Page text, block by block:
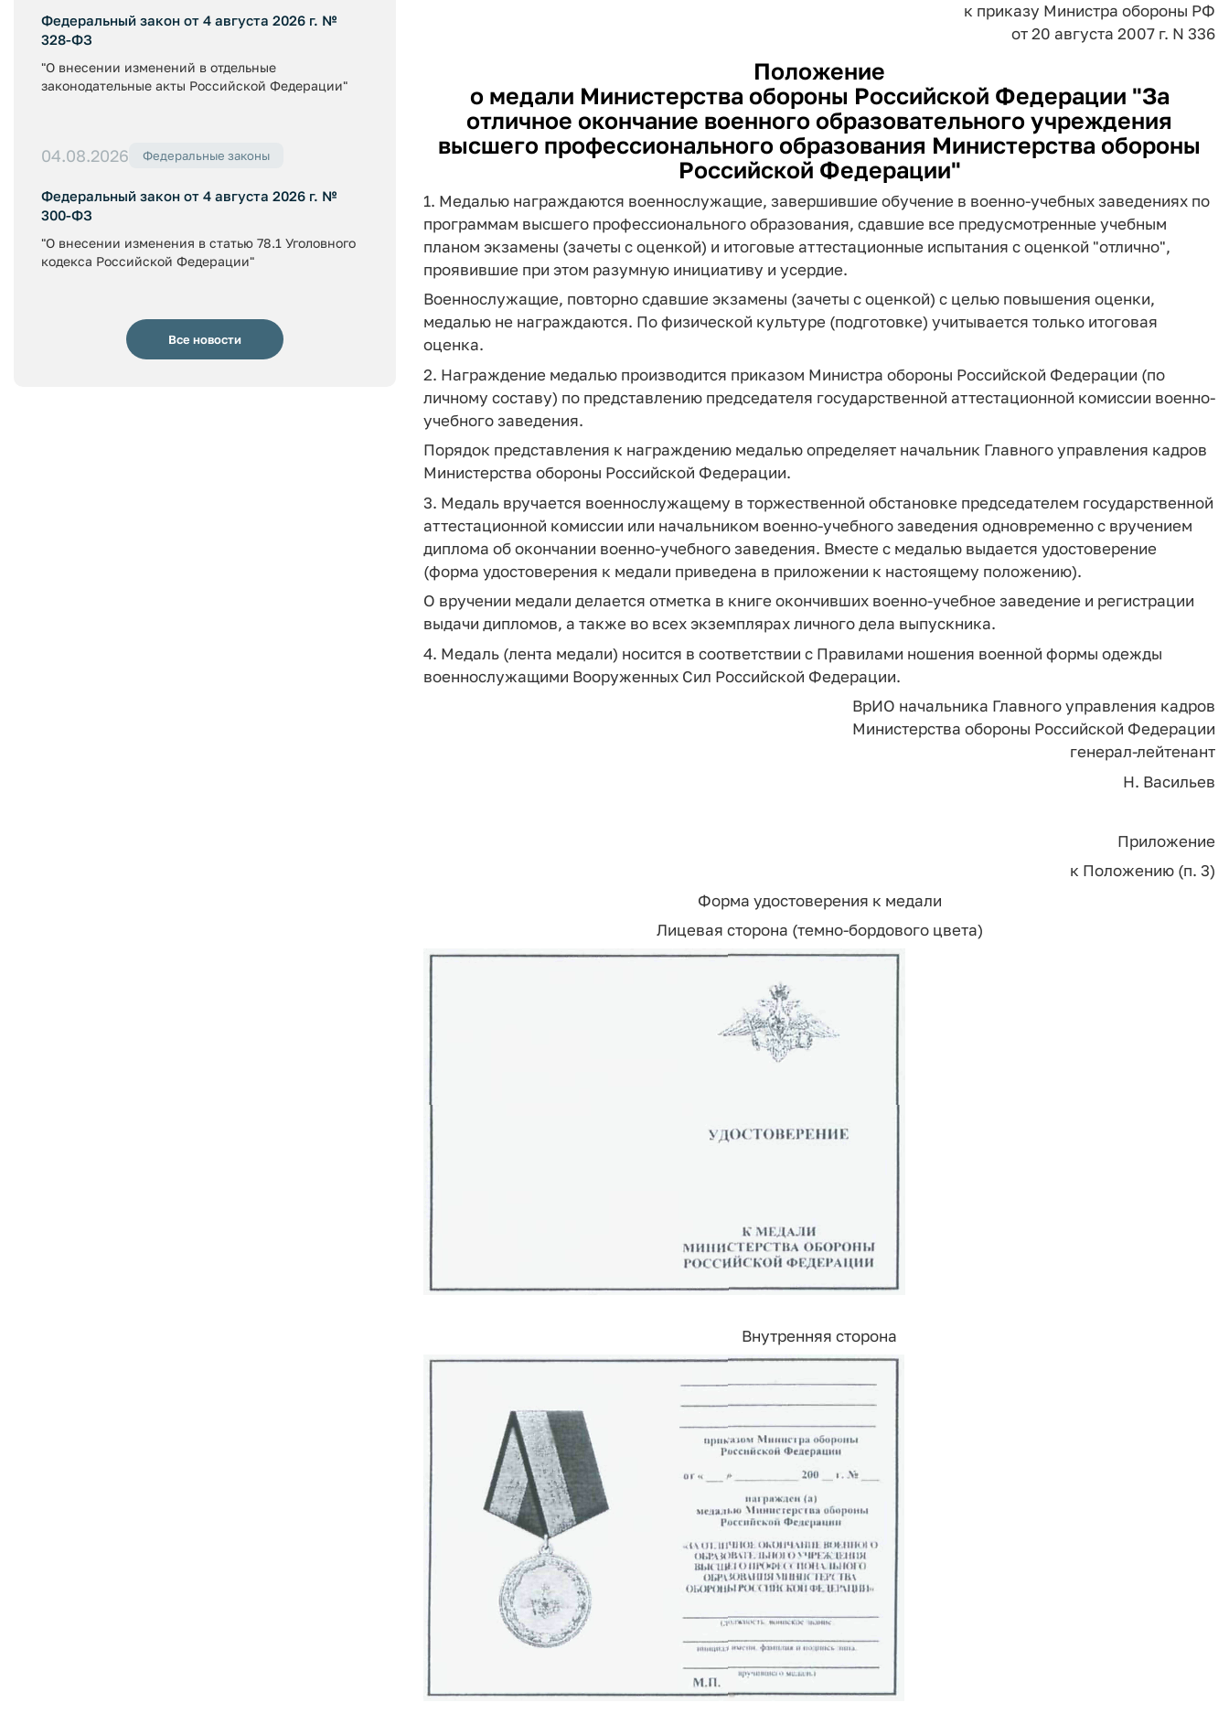
Федеральный закон от 4 августа 2026 г. №
328-ФЗ
"О внесении изменений в отдельные
законодательные акты Российской Федерации"
04.08.2026 Федеральные законы
Федеральный закон от 4 августа 2026 г. №
300-ФЗ
"О внесении изменения в статью 78.1 Уголовного
кодекса Российской Федерации"
Все новости
к приказу Министра обороны РФ
от 20 августа 2007 г. N 336
Положение
о медали Министерства обороны Российской Федерации "За
отличное окончание военного образовательного учреждения
высшего профессионального образования Министерства обороны
Российской Федерации"
1. Медалью награждаются военнослужащие, завершившие обучение в военно-учебных заведениях по
программам высшего профессионального образования, сдавшие все предусмотренные учебным
планом экзамены (зачеты с оценкой) и итоговые аттестационные испытания с оценкой "отлично",
проявившие при этом разумную инициативу и усердие.
Военнослужащие, повторно сдавшие экзамены (зачеты с оценкой) с целью повышения оценки,
медалью не награждаются. По физической культуре (подготовке) учитывается только итоговая
оценка.
2. Награждение медалью производится приказом Министра обороны Российской Федерации (по
личному составу) по представлению председателя государственной аттестационной комиссии военно-
учебного заведения.
Порядок представления к награждению медалью определяет начальник Главного управления кадров
Министерства обороны Российской Федерации.
3. Медаль вручается военнослужащему в торжественной обстановке председателем государственной
аттестационной комиссии или начальником военно-учебного заведения одновременно с вручением
диплома об окончании военно-учебного заведения. Вместе с медалью выдается удостоверение
(форма удостоверения к медали приведена в приложении к настоящему положению).
О вручении медали делается отметка в книге окончивших военно-учебное заведение и регистрации
выдачи дипломов, а также во всех экземплярах личного дела выпускника.
4. Медаль (лента медали) носится в соответствии с Правилами ношения военной формы одежды
военнослужащими Вооруженных Сил Российской Федерации.
ВрИО начальника Главного управления кадров
Министерства обороны Российской Федерации
генерал-лейтенант
Н. Васильев
Приложение
к Положению (п. 3)
Форма удостоверения к медали
Лицевая сторона (темно-бордового цвета)
Внутренняя сторона